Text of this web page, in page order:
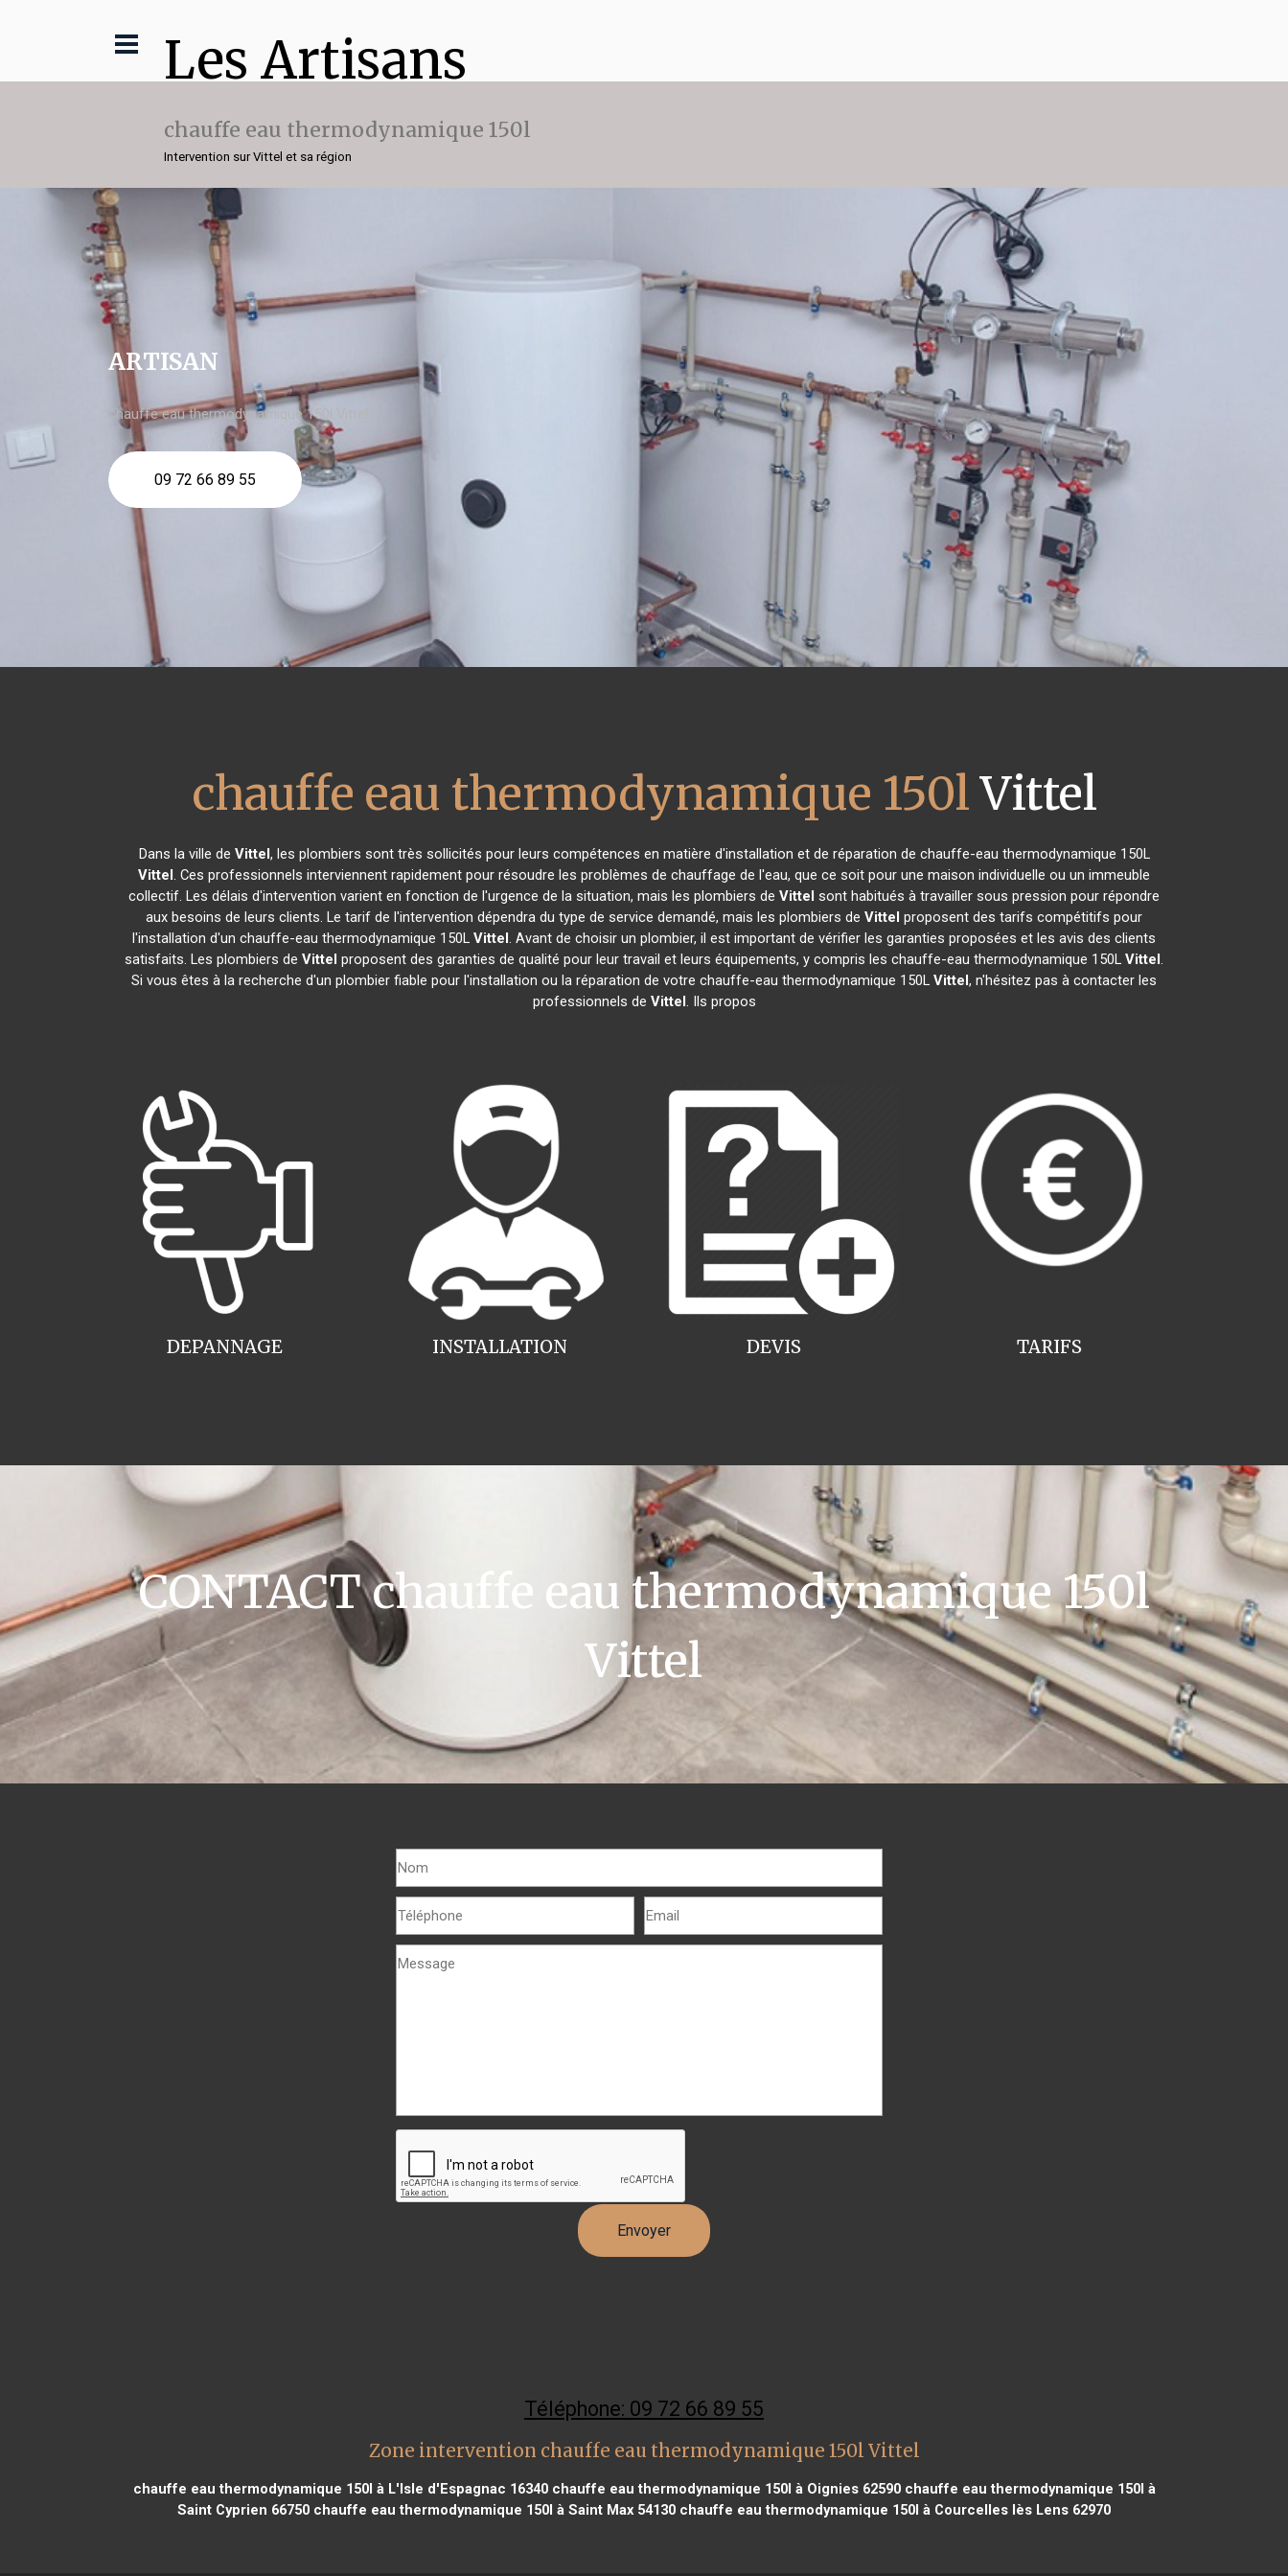
Les Artisans
chauffe eau thermodynamique 150l
Intervention sur Vittel et sa région
ARTISAN
chauffe eau thermodynamique 150l Vittel
09 72 66 89 55
chauffe eau thermodynamique 150lVittel
Dans la ville de Vittel, les plombiers sont très sollicités pour leurs compétences en matière d'installation et de réparation de chauffe-eau thermodynamique 150L
Vittel. Ces professionnels interviennent rapidement pour résoudre les problèmes de chauffage de l'eau, que ce soit pour une maison individuelle ou un immeuble
collectif. Les délais d'intervention varient en fonction de l'urgence de la situation, mais les plombiers de Vittel sont habitués à travailler sous pression pour répondre
aux besoins de leurs clients. Le tarif de l'intervention dépendra du type de service demandé, mais les plombiers de Vittel proposent des tarifs compétitifs pour
l'installation d'un chauffe-eau thermodynamique 150L Vittel. Avant de choisir un plombier, il est important de vérifier les garanties proposées et les avis des clients
satisfaits. Les plombiers de Vittel proposent des garanties de qualité pour leur travail et leurs équipements, y compris les chauffe-eau thermodynamique 150L Vittel.
Si vous êtes à la recherche d'un plombier fiable pour l'installation ou la réparation de votre chauffe-eau thermodynamique 150L Vittel, n'hésitez pas à contacter les
professionnels de Vittel. Ils propos
INSTALLATION
DEPANNAGE TARIFS
DEVIS
CONTACT chauffe eau thermodynamique 150l
Vittel
Téléphone: 09 72 66 89 55
Zone intervention chauffe eau thermodynamique 150l Vittel
chauffe eau thermodynamique 150l à L'Isle d'Espagnac 16340chauffe eau thermodynamique 150l à Oignies 62590chauffe eau thermodynamique 150l à
Saint Cyprien 66750 chauffe eau thermodynamique 150l à Saint Max 54130 chauffe eau thermodynamique 150l à Courcelles lès Lens 62970